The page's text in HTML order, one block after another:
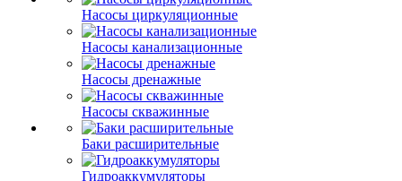
Насосы циркуляционные
Насосы канализационные
Насосы дренажные
Насосы скважинные
Баки расширительные
Гидроаккумуляторы